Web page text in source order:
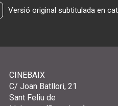
Versió original subtitulada en
CINEBAIX
C/ Joan Batllori, 21
Sant Feliu de